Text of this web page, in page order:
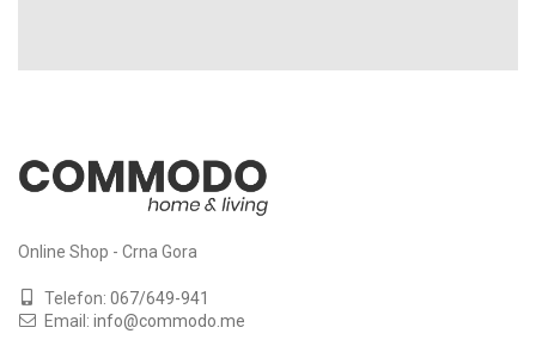
Online Shop - Crna Gora
Telefon: 067/649-941
Email: info@commodo.me